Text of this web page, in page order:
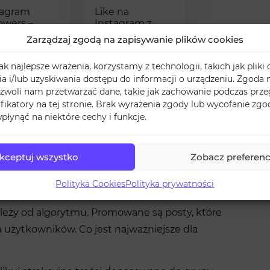
Zarządzaj zgodą na zapisywanie plików cookies
najlepsze wrażenia, korzystamy z technologii, takich jak pliki
i/lub uzyskiwania dostępu do informacji o urządzeniu. Zgoda
nam przetwarzać dane, takie jak zachowanie podczas
na tej stronie. Brak wyrażenia zgody lub wycofanie
na niektóre cechy i funkcje.
wszystko Zobacz
Polityka CookiesPolityka prywatności
–
na
ZŁ
Like na
Instagram z
polskich /
zagranicznych
0,99ZŁ
a zasięgi
od algorytmu. Promowane są posty, które
Co jest najważniejsze dla